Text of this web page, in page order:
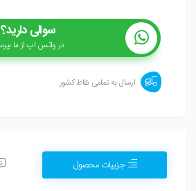
سوالی دارید؟
در واتس اپ از ما
ارسال به تمامی نقاط کشور
جزییات محصول